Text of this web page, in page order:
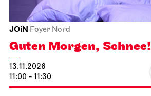
JOiN Foyer Nord
Guten Morgen, Schnee!
13.11.2026
11:00 - 11:30